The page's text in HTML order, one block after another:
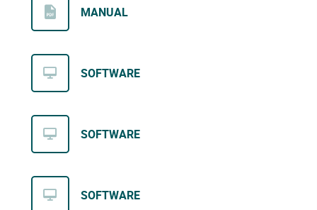
MANUAL
SOFTWARE
SOFTWARE
SOFTWARE